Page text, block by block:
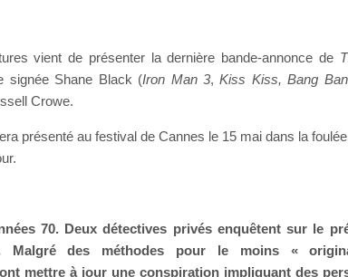
vient de présenter la dernière bande-annonce de
signée Shane Black (Iron Man 3,Kiss Kiss, Bang
Crowe.
présenté au festival de Cannes le 15 mai dans la
70. Deux détectives privés enquêtent sur le
Malgré des méthodes pour le moins «
mettre à jour une conspiration impliquant des